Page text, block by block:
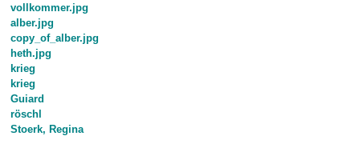
vollkommer.jpg
alber.jpg
copy_of_alber.jpg
heth.jpg
krieg
krieg
Guiard
röschl
Stoerk, Regina